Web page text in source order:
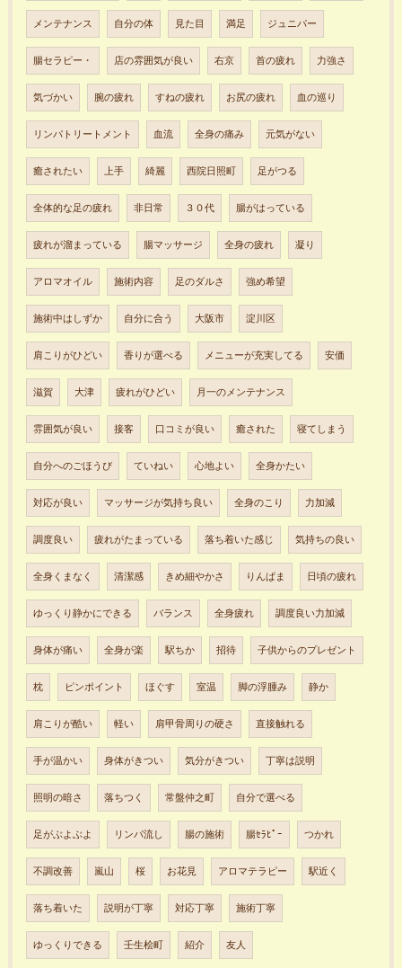
メンテナンス 自分の体 見た目 満足 ジュニパー
腸セラピー・ 店の雰囲気が良い 右京 首の疲れ 力強さ
気づかい 腕の疲れ すねの疲れ お尻の疲れ 血の巡り
リンパトリートメント 血流 全身の痛み 元気がない
癒されたい 上手 綺麗 西院日照町 足がつる
全体的な足の疲れ 非日常 ３０代 腸がはっている
疲れが溜まっている 腸マッサージ 全身の疲れ 凝り
アロマオイル 施術内容 足のダルさ 強め希望
施術中はしずか 自分に合う 大阪市 淀川区
肩こりがひどい 香りが選べる メニューが充実してる 安価
滋賀 大津 疲れがひどい 月一のメンテナンス
雰囲気が良い 接客 口コミが良い 癒された 寝てしまう
自分へのごほうび ていねい 心地よい 全身かたい
対応が良い マッサージが気持ち良い 全身のこり 力加減
調度良い 疲れがたまっている 落ち着いた感じ 気持ちの良い
全身くまなく 清潔感 きめ細やかさ りんぱま 日頃の疲れ
ゆっくり静かにできる バランス 全身疲れ 調度良い力加減
身体が痛い 全身が楽 駅ちか 招待 子供からのプレゼント
枕 ピンポイント ほぐす 室温 脚の浮腫み 静か
肩こりが酷い 軽い 肩甲骨周りの硬さ 直接触れる
手が温かい 身体がきつい 気分がきつい 丁寧は説明
照明の暗さ 落ちつく 常盤仲之町 自分で選べる
足がぶよぶよ リンパ流し 腸の施術 腸ｾﾗﾋﾟｰ つかれ
不調改善 嵐山 桜 お花見 アロマテラピー 駅近く
落ち着いた 説明が丁寧 対応丁寧 施術丁寧
ゆっくりできる 壬生桧町 紹介 友人